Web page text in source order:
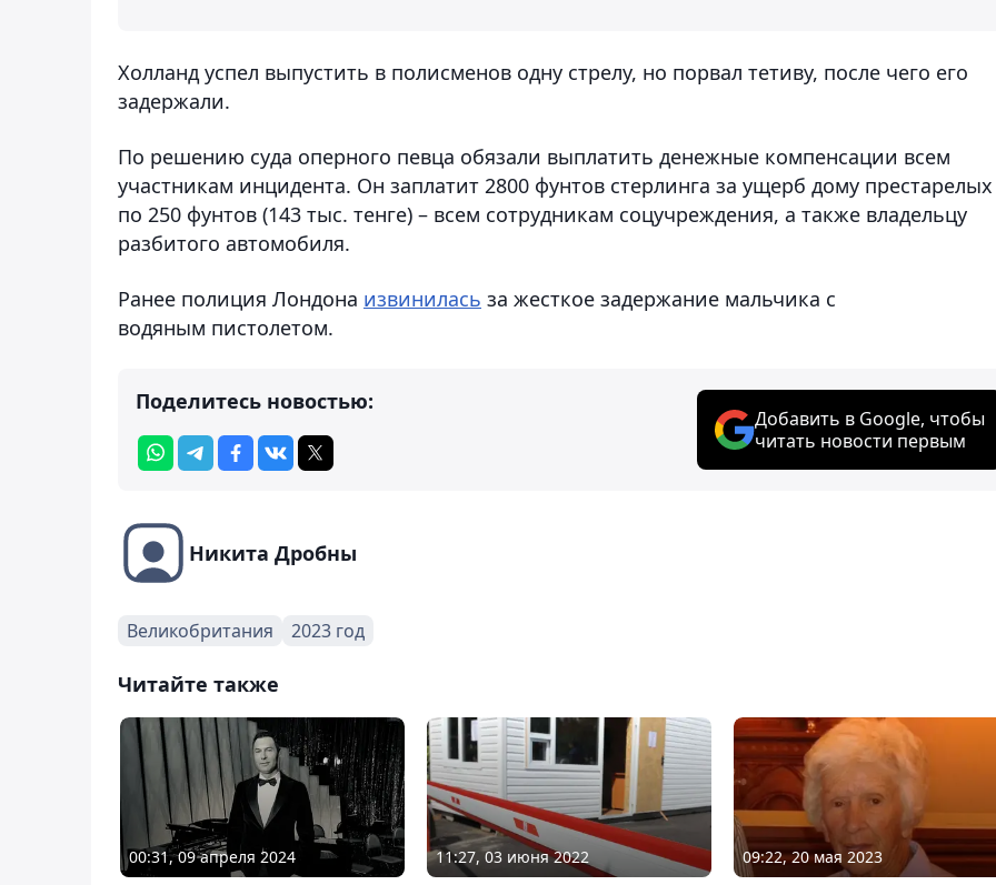
Холланд успел выпустить в полисменов одну стрелу, но порвал тетиву, после чего его
задержали.
По решению суда оперного певца обязали выплатить денежные компенсации всем
участникам инцидента. Он заплатит 2800 фунтов стерлинга за ущерб дому
по 250 фунтов (143 тыс. тенге) – всем сотрудникам соцучреждения, а также владельцу
разбитого автомобиля.
Ранее полиция Лондона извинилась за жесткое задержание мальчика с
водяным пистолетом.
Поделитесь новостью:
Добавить в Google, чтобы
читать новости первым
Никита Дробны
Великобритания 2023 год
Читайте также
00:31, 09 апреля 2024 11:27, 03 июня 2022 09:22, 20 мая 2023